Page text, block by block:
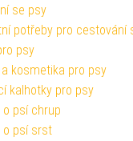
se psy
potřeby pro cestování
psy
a kosmetika pro psy
kalhotky pro psy
o psí chrup
o psí srst